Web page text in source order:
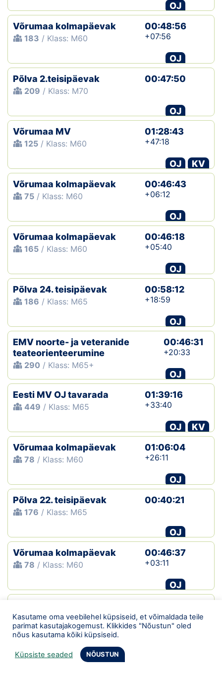
OJ
Võrumaa kolmapäevak
183 / Klass: M60
00:48:56
+07:56
OJ
Põlva 2.teisipäevak
209 / Klass: M70
00:47:50
OJ
Võrumaa MV
125 / Klass: M60
01:28:43
+47:18
OJ
KV
Võrumaa kolmapäevak
75 / Klass: M60
00:46:43
+06:12
OJ
Võrumaa kolmapäevak
165 / Klass: M60
00:46:18
+05:40
OJ
Põlva 24. teisipäevak
186 / Klass: M65
00:58:12
+18:59
OJ
EMV noorte- ja veteranide
teateorienteerumine
290 / Klass: M65+
00:46:31
+20:33
OJ
Eesti MV OJ tavarada
449 / Klass: M65
01:39:16
+33:40
OJ
KV
Võrumaa kolmapäevak
78 / Klass: M60
01:06:04
+26:11
OJ
Põlva 22. teisipäevak
176 / Klass: M65
00:40:21
OJ
Võrumaa kolmapäevak
78 / Klass: M60
00:46:37
+03:11
OJ
213/ Klass: M65 +06:28
Põlva 20. teisipäevak
Kasutame oma veebilehel küpsiseid, et võimaldada teile
parimat kasutajakogemust. Klikkides "Nõustun" oled
nõus kasutama kõiki küpsiseid.
Küpsiste seaded NÕUSTUN